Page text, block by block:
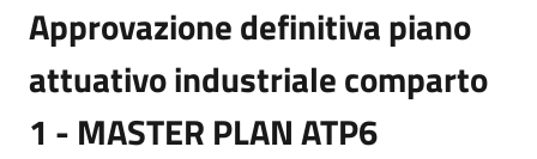
Approvazione definitiva piano
attuativo industriale comparto
1 - MASTER PLAN ATP6